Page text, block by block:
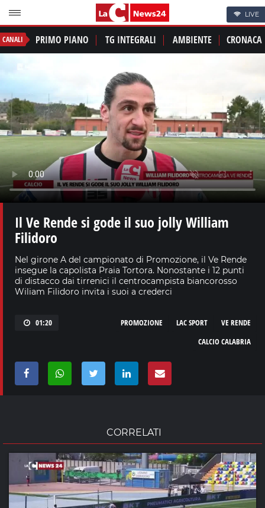
LIVE
CANALI PRIMO PIANO TG INTEGRALI AMBIENTE CRONACA
Il Ve Rende si gode il suo jolly William
Filidoro
Nel girone A del campionato di Promozione, il Ve Rende
insegue la capolista Praia Tortora. Nonostante i 12 punti
di distacco dai tirrenici il centrocampista biancorosso
Wiliam Filidoro invita i suoi a crederci
01:20 VE RENDE
LAC SPORT
PROMOZIONE
CALCIO CALABRIA
CORRELATI